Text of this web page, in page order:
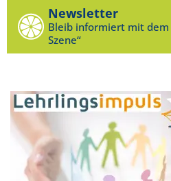
Newsletter
Bleib informiert mit dem
Szene“